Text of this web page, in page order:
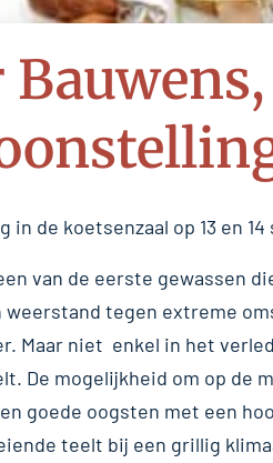
in de koetsenzaal op 13 en
van de eerste gewassen
tegen extreme
Maar niet enkel in het
De mogelijkheid om op de
goede oogsten met een
teelt bij een grillig